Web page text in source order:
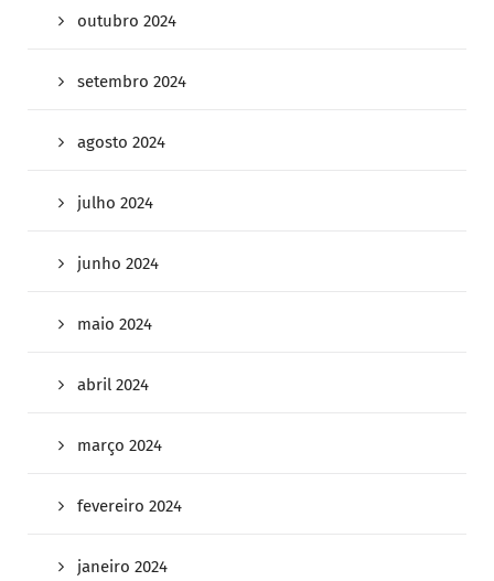
outubro 2024
setembro 2024
agosto 2024
julho 2024
junho 2024
maio 2024
abril 2024
março 2024
fevereiro 2024
janeiro 2024